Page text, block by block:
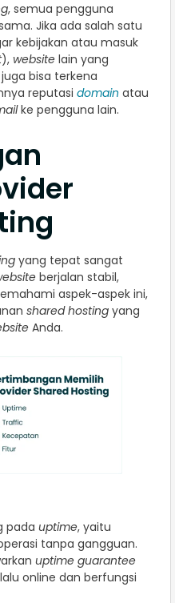
, semua pengguna
Jika ada salah satu
kebijakan atau masuk
), website lain yang
bisa terkena
reputasi domain atau
ke pengguna lain.
yang tepat sangat
berjalan stabil,
aspek-aspek ini,
shared hosting yang
Anda.
pada uptime, yaitu
tanpa gangguan.
uptime guarantee
online dan berfungsi